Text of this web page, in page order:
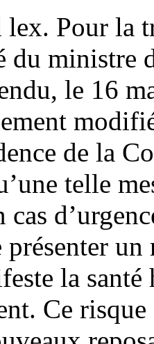
lex. Pour la
du ministre
le 16
de la
telle
cas
présenter
la
Ce